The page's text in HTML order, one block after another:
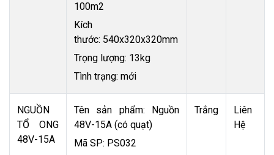
100m2
Kích
thước: 540x320x320mm
Trọng lượng: 13kg
Tình trạng: mới
NGUỒN
TỔ ONG
48V-15A
Tên sản phẩm: Nguồn
48V-15A (có quạt)
Mã SP: PS032
Trắng
Liên
Hệ